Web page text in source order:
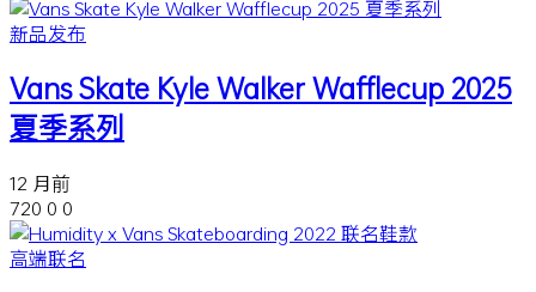
新品发布
Vans Skate Kyle Walker Wafflecup 2025
夏季系列
12 月前
720 0 0
高端联名